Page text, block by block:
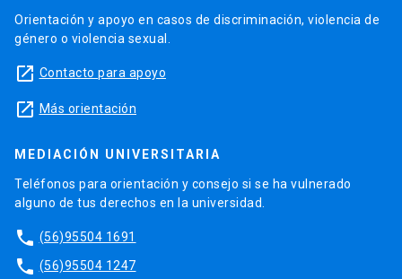
Orientación y apoyo en casos de discriminación, violencia de
género o violencia sexual.
launch Contacto para apoyo
launch Más orientación
MEDIACIÓN UNIVERSITARIA
Teléfonos para orientación y consejo si se ha vulnerado
alguno de tus derechos en la universidad.
phone (56)95504 1691
phone (56)95504 1247